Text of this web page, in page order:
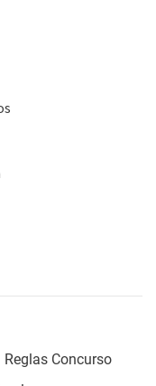
Reglas Concurso